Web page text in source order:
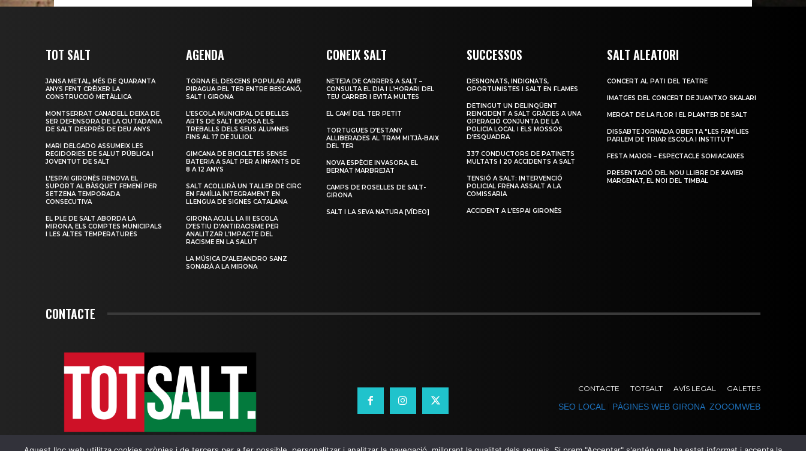
TOT SALT
JANSA METAL, MÉS DE QUARANTA
ANYS FENT CRÉIXER LA
CONSTRUCCIÓ METÀL·LICA
MONTSERRAT CANADELL DEIXA DE
SER DEFENSORA DE LA CIUTADANIA
DE SALT DESPRÉS DE DEU ANYS
MARI DELGADO ASSUMEIX LES
REGIDORIES DE SALUT PÚBLICA I
JOVENTUT DE SALT
L’ESPAI GIRONÈS RENOVA EL
SUPORT AL BÀSQUET FEMENÍ PER
SETZENA TEMPORADA
CONSECUTIVA
EL PLE DE SALT ABORDA LA
MIRONA, ELS COMPTES MUNICIPALS
I LES ALTES TEMPERATURES
AGENDA
TORNA EL DESCENS POPULAR AMB
PIRAGUA PEL TER ENTRE BESCANÓ,
SALT I GIRONA
L’ESCOLA MUNICIPAL DE BELLES
ARTS DE SALT EXPOSA ELS
TREBALLS DELS SEUS ALUMNES
FINS AL 17 DE JULIOL
GIMCANA DE BICICLETES SENSE
BATERIA A SALT PER A INFANTS DE
8 A 12 ANYS
SALT ACOLLIRÀ UN TALLER DE CIRC
EN FAMÍLIA ÍNTEGRAMENT EN
LLENGUA DE SIGNES CATALANA
GIRONA ACULL LA III ESCOLA
D’ESTIU D’ANTIRACISME PER
ANALITZAR L’IMPACTE DEL
RACISME EN LA SALUT
LA MÚSICA D’ALEJANDRO SANZ
SONARÀ A LA MIRONA
CONEIX SALT
NETEJA DE CARRERS A SALT –
CONSULTA EL DIA I L’HORARI DEL
TEU CARRER I EVITA MULTES
EL CAMÍ DEL TER PETIT
TORTUGUES D’ESTANY
ALLIBERADES AL TRAM MITJÀ-BAIX
DEL TER
NOVA ESPÈCIE INVASORA, EL
BERNAT MARBREJAT
CAMPS DE ROSELLES DE SALT-
GIRONA
SALT I LA SEVA NATURA [VÍDEO]
SUCCESSOS
DESNONATS, INDIGNATS,
OPORTUNISTES I SALT EN FLAMES
DETINGUT UN DELINQÜENT
REINCIDENT A SALT GRÀCIES A UNA
OPERACIÓ CONJUNTA DE LA
POLICIA LOCAL I ELS MOSSOS
D’ESQUADRA
337 CONDUCTORS DE PATINETS
MULTATS I 20 ACCIDENTS A SALT
TENSIÓ A SALT: INTERVENCIÓ
POLICIAL FRENA ASSALT A LA
COMISSARIA
ACCIDENT A L’ESPAI GIRONÈS
SALT ALEATORI
CONCERT AL PATI DEL TEATRE
IMATGES DEL CONCERT DE JUANTXO SKALARI
MERCAT DE LA FLOR I EL PLANTER DE SALT
DISSABTE JORNADA OBERTA "LES FAMÍLIES
PARLEM DE TRIAR ESCOLA I INSTITUT"
FESTA MAJOR – ESPECTACLE SOMIACAIXES
PRESENTACIÓ DEL NOU LLIBRE DE XAVIER
MARGENAT, EL NOI DEL TIMBAL
CONTACTE
CONTACTE TOTSALT AVÍS LEGAL GALETES
SEO LOCAL PÀGINES WEB GIRONA ZOOOMWEB